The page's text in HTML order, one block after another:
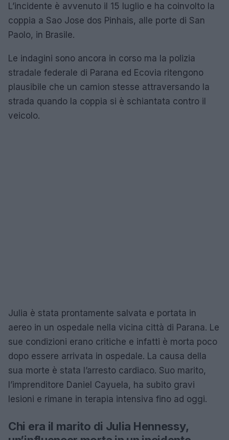
L’incidente è avvenuto il 15 luglio e ha coinvolto la
coppia a Sao Jose dos Pinhais, alle porte di San
Paolo, in Brasile.
Le indagini sono ancora in corso ma la polizia
stradale federale di Parana ed Ecovia ritengono
plausibile che un camion stesse attraversando la
strada quando la coppia si è schiantata contro il
veicolo.
Julia è stata prontamente salvata e portata in
aereo in un ospedale nella vicina città di Parana. Le
sue condizioni erano critiche e infatti è morta poco
dopo essere arrivata in ospedale. La causa della
sua morte è stata l’arresto cardiaco. Suo marito,
l’imprenditore Daniel Cayuela, ha subito gravi
lesioni e rimane in terapia intensiva fino ad oggi.
Chi era il marito di Julia Hennessy,